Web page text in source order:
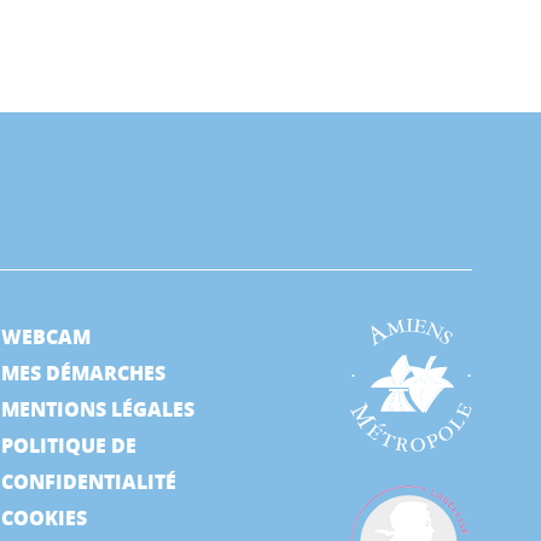
WEBCAM
MES DÉMARCHES
MENTIONS LÉGALES
POLITIQUE DE
CONFIDENTIALITÉ
COOKIES